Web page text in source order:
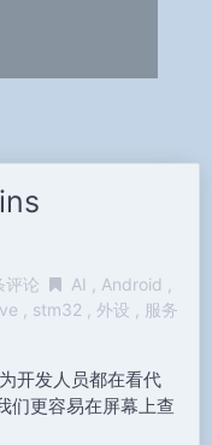
评论 AI
Android
stm32 外设
服务
开发人员都在看代
们更容易在屏幕上查